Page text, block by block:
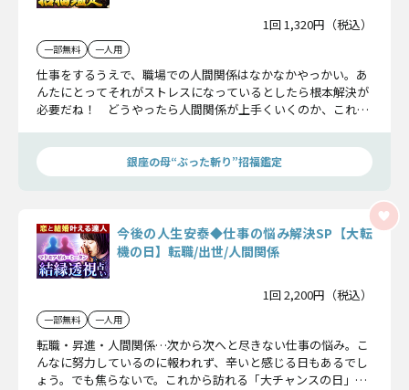
1回 1,320円（税込）
一部無料 一人用
仕事をするうえで、職場での人間関係はなかなかやっかい。あ
んたにとってそれがストレスになっているとしたら根本解決が
必要だね！ どうやったら人間関係が上手くいくのか、これか
わせて占っていくよ！
銀座の母“ぶった斬り”招福鑑定
今後の人生安泰◆仕事の悩み解決SP【大転
機の日】転職/出世/人間関係
1回 2,200円（税込）
一部無料 一人用
転職・昇進・人間関係…次から次へと尽きない仕事の悩み。こ
んなに努力しているのに報われず、辛いと感じる日もあるでし
ょう。でも焦らないで。これから訪れる「大チャンスの日」は